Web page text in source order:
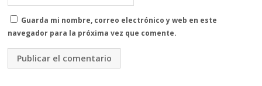
Guarda mi nombre, correo electrónico y web en este
navegador para la próxima vez que comente.